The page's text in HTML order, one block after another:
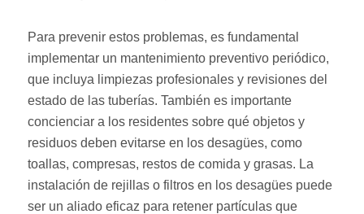
Para prevenir estos problemas, es fundamental
implementar un mantenimiento preventivo periódico,
que incluya limpiezas profesionales y revisiones del
estado de las tuberías. También es importante
concienciar a los residentes sobre qué objetos y
residuos deben evitarse en los desagües, como
toallas, compresas, restos de comida y grasas. La
instalación de rejillas o filtros en los desagües puede
ser un aliado eficaz para retener partículas que